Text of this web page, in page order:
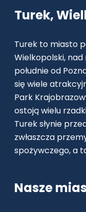
Turek,
Turek to miasto
Wielkopolski,
południe od
się wiele
Park
ostoją wielu
Turek słynie
zwłaszcza
spożywczego, a
Nasze